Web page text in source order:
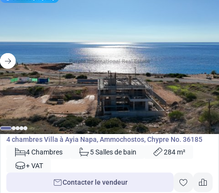
€3 350 000
Villa
4 chambres Villa à Ayia Napa, Ammochostos, Chypre No. 36185
4 Chambres
5 Salles de bain
284 m²
+ VAT
Contacter le vendeur